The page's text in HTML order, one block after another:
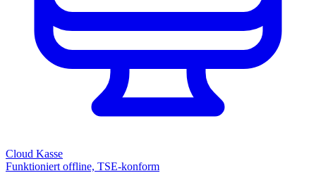
Cloud Kasse
Funktioniert offline, TSE-konform